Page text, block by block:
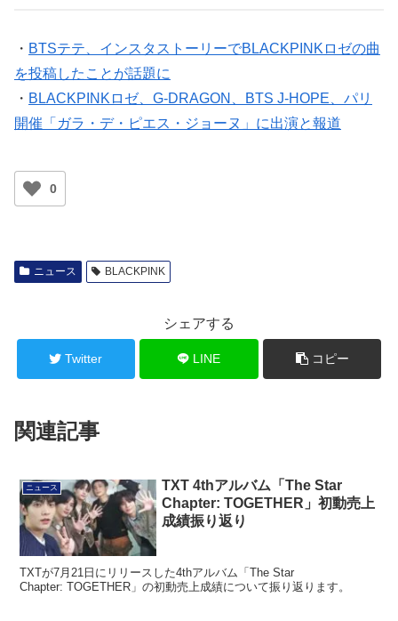
・ BTSテテ、インスタストーリーでBLACKPINKロゼの曲
を投稿したことが話題に
・ BLACKPINKロゼ、G-DRAGON、BTS J-HOPE、パリ
開催「ガラ・デ・ピエス・ジョーヌ」に出演と報道
0
ニュース BLACKPINK
シェアする
Twitter LINE コピー
関連記事
ニュース
TXT 4thアルバム「The Star
Chapter: TOGETHER」初動売上
成績振り返り
TXTが7月21日にリリースした4thアルバム「The Star
Chapter: TOGETHER」の初動売上成績について振り返ります。